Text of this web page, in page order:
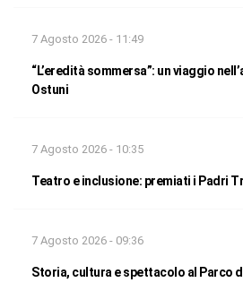
7 Agosto 2026 - 11:49
“L’eredità sommersa”: un viaggio
Ostuni
7 Agosto 2026 - 10:35
Teatro e inclusione: premiati i Padri
7 Agosto 2026 - 09:36
Storia, cultura e spettacolo al Parco